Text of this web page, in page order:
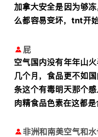
加拿大安全是因为够
么都容易变坏，tnt开
屁
空气国内没有年年山
几个月，食品更不如
条这个有毒明天那个
肉精食品色素在这都是
非洲和南美空气和